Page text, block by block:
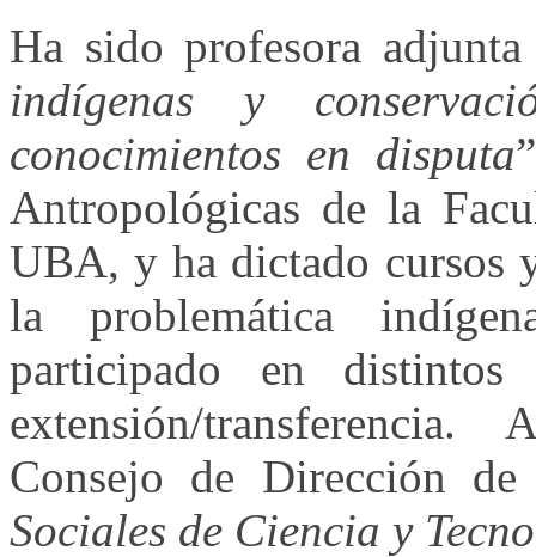
Ha sido profesora
indígenas y
conocimientos en disputa
Antropológicas de la
UBA, y ha dictado cursos
la problemática
participado en
extensión/
Consejo de Dirección
Sociales de Ciencia y